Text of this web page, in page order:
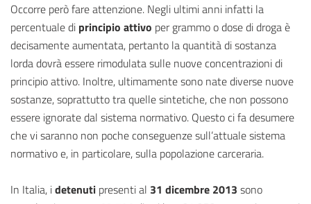
Occorre però fare attenzione. Negli ultimi anni infatti la
percentuale di principio attivo per grammo o dose di droga è
decisamente aumentata, pertanto la quantità di sostanza
lorda dovrà essere rimodulata sulle nuove concentrazioni di
principio attivo. Inoltre, ultimamente sono nate diverse nuove
sostanze, soprattutto tra quelle sintetiche, che non possono
essere ignorate dal sistema normativo. Questo ci fa desumere
che vi saranno non poche conseguenze sull’attuale sistema
normativo e, in particolare, sulla popolazione carceraria.
In Italia, idetenuti presenti al 31 dicembre 2013 sono